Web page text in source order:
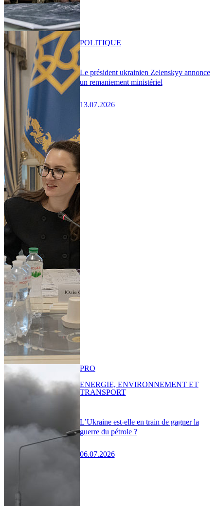
Le président ukrainien Zelenskyy annonce
un remaniement ministériel
13.07.2026
POLITIQUE
L’Ukraine est-elle en train de gagner la
guerre du pétrole ?
06.07.2026
PRO
ENERGIE, ENVIRONNEMENT ET
TRANSPORT